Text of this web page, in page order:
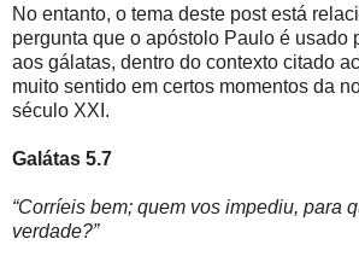
No entanto, o tema deste post está
pergunta que o apóstolo Paulo é usado
aos gálatas, dentro do contexto citado
muito sentido em certos momentos da
século XXI.
Galátas 5.7
“Corríeis bem; quem vos impediu, para
verdade?”